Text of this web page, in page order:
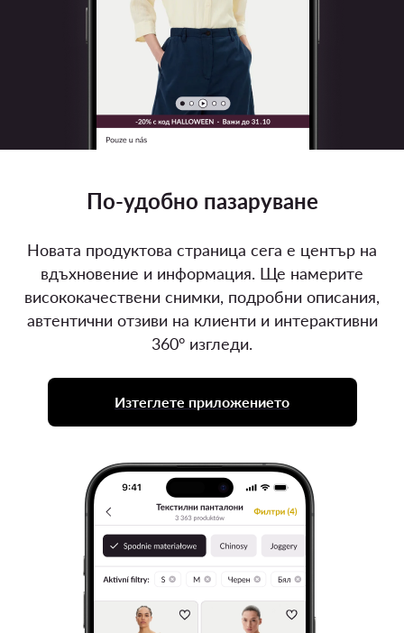
По-удобно пазаруване
Новата продуктова страница сега е център на
вдъхновение и информация. Ще намерите
висококачествени снимки, подробни описания,
автентични отзиви на клиенти и интерактивни
360° изгледи.
Изтеглете приложението